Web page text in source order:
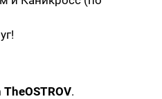
TheOSTROV.